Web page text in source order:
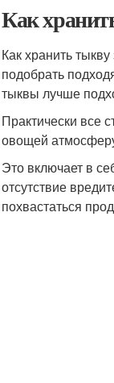
Как
Как хранить
подобрать
тыквы лучше
Практически все
овощей
Это включает в
отсутствие
похвастаться